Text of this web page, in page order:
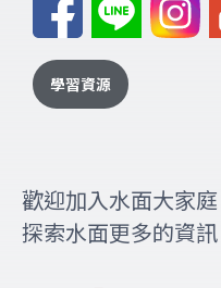
學習資源
歡迎加入水面大家庭
探索水面更多的資訊